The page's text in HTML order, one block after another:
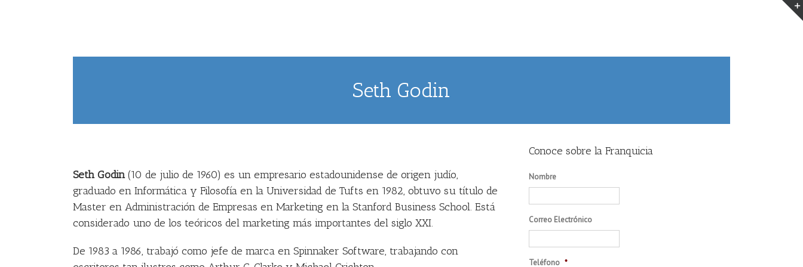
Seth Godin
Seth Godin(10 de julio de 1960) es un empresario estadounidense de origen judío,
graduado en Informática y Filosofía en la Universidad de Tufts en 1982, obtuvo su título de
Master en Administración de Empresas en Marketing en la Stanford Business School. Está
considerado uno de los teóricos del marketing más importantes del siglo XXI.
De 1983 a 1986, trabajó como jefe de marca en Spinnaker Software, trabajando con
Conoce sobre la Franquicia
Nombre
Correo Electrónico
Teléfono *